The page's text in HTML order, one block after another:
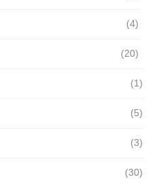
(4)
(20)
(1)
(5)
(3)
(30)